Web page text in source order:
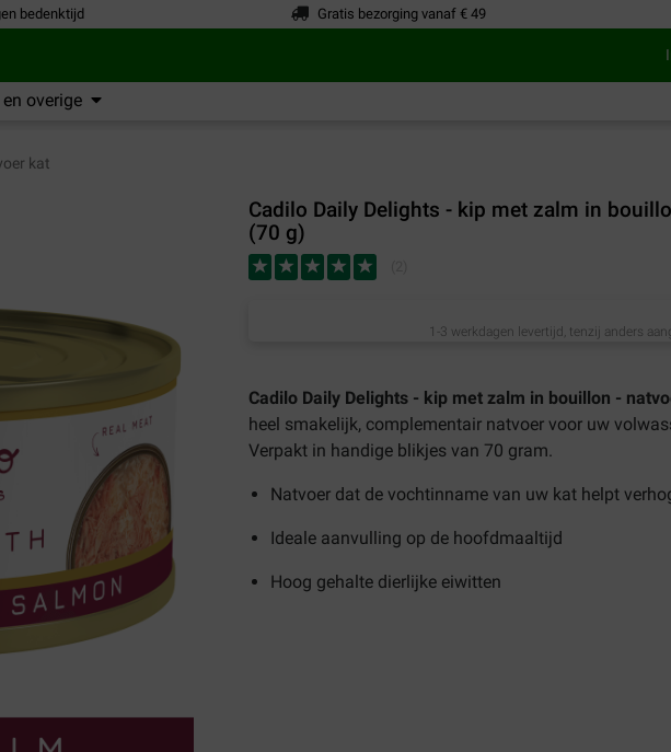
bedenktijd Gratis bezorging vanaf € 49
overige
kat
Cadilo Daily Delights - kip met zalm in
(70 g)
1-3 werkdagen levertijd, tenzij anders
Cadilo Daily Delights - kip met zalm in bouillon -
heel smakelijk, complementair natvoer voor uw
Verpakt in handige blikjes van 70 gram.
Natvoer dat de vochtinname van uw kat helpt
Ideale aanvulling op de hoofdmaaltijd
Hoog gehalte dierlijke eiwitten